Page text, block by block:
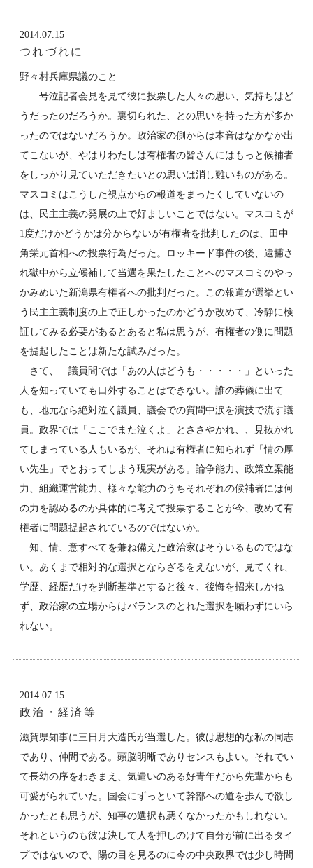
2014.07.15
つれづれに
野々村兵庫県議のこと
号泣記者会見を見て彼に投票した人々の思い、気持ちはど
うだったのだろうか。裏切られた、との思いを持った方が多か
ったのではないだろうか。政治家の側からは本音はなかなか出
てこないが、やはりわたしは有権者の皆さんにはもっと候補者
をしっかり見ていただきたいとの思いは消し難いものがある。
マスコミはこうした視点からの報道をまったくしていないの
は、民主主義の発展の上で好ましいことではない。マスコミが
1度だけかどうかは分からないが有権者を批判したのは、田中
角栄元首相への投票行為だった。ロッキード事件の後、逮捕さ
れ獄中から立候補して当選を果たしたことへのマスコミのやっ
かみめいた新潟県有権者への批判だった。この報道が選挙とい
う民主主義制度の上で正しかったのかどうか改めて、冷静に検
証してみる必要があるとあると私は思うが、有権者の側に問題
を提起したことは新たな試みだった。
さて、 議員間では「あの人はどうも・・・・・」といった
人を知っていても口外することはできない。誰の葬儀に出て
も、地元なら絶対泣く議員、議会での質問中涙を演技で流す議
員。政界では「ここでまた泣くよ」とささやかれ、、見抜かれ
てしまっている人もいるが、それは有権者に知られず「情の厚
い先生」でとおってしまう現実がある。論争能力、政策立案能
力、組織運営能力、様々な能力のうちそれぞれの候補者には何
の力を認めるのか具体的に考えて投票することが今、改めて有
権者に問題提起されているのではないか。
知、情、意すべてを兼ね備えた政治家はそういるものではな
い。あくまで相対的な選択とならざるをえないが、見てくれ、
学歴、経歴だけを判断基準とすると後々、後悔を招来しかね
ず、政治家の立場からはバランスのとれた選択を願わずにいら
れない。
2014.07.15
政治・経済等
滋賀県知事に三日月大造氏が当選した。彼は思想的な私の同志
であり、仲間である。頭脳明晰でありセンスもよい。それでい
て長幼の序をわきまえ、気遣いのある好青年だから先輩からも
可愛がられていた。国会にずっといて幹部への道を歩んで欲し
かったとも思うが、知事の選択も悪くなかったかもしれない。
それというのも彼は決して人を押しのけて自分が前に出るタイ
プではないので、陽の目を見るのに今の中央政界では少し時間